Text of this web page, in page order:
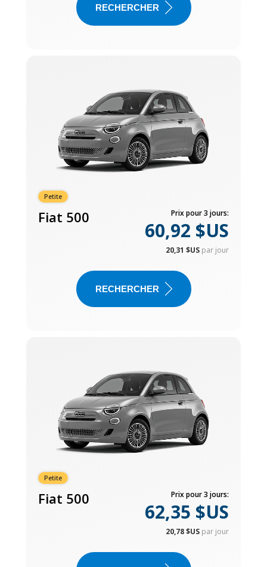
RECHERCHER
Petite
Fiat 500 Prix pour 3 jours:
60,92 $US
20,31 $US par jour
RECHERCHER
Petite
Fiat 500 Prix pour 3 jours:
62,35 $US
20,78 $US par jour